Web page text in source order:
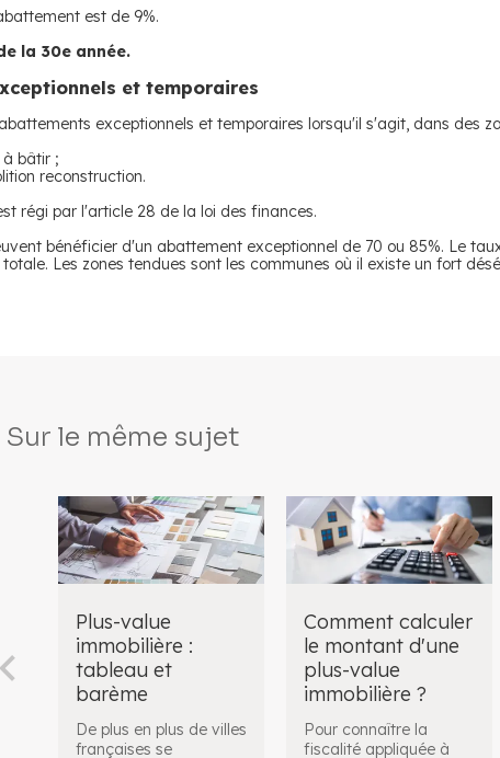
est de 9%.
la 30e année.
et temporaires
exceptionnels et temporaires lorsqu'il s'agit, dans des
à bâtir ;
reconstruction.
régi par l'article 28 de la loi des finances.
bénéficier d'un abattement exceptionnel de 70 ou 85%. Le
Les zones tendues sont les communes où il existe un fort
Sur le même sujet
Plus-value
immobilière :
tableau et
barème
De plus en plus de villes
françaises se
Comment calculer
le montant d'une
plus-value
immobilière ?
​ Pour connaître la
fiscalité appliquée à